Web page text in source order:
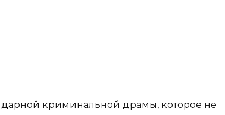
криминальной драмы, которое не